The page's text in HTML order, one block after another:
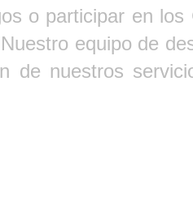
o participar en
equipo de
de nuestros